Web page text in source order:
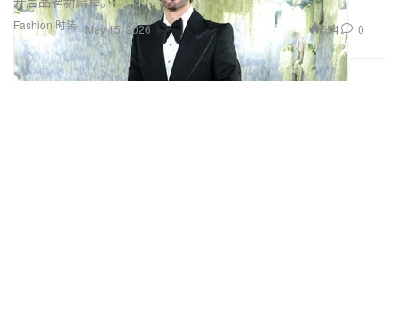
Fashion 时装 May 15, 2026 554 0